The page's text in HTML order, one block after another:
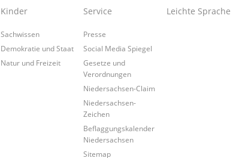
Kinder
Sachwissen
Demokratie und Staat
Natur und Freizeit
Service
Presse
Social Media Spiegel
Gesetze und
Verordnungen
Niedersachsen-Claim
Niedersachsen-
Zeichen
Beflaggungskalender
Niedersachsen
Sitemap
Leichte Sprache